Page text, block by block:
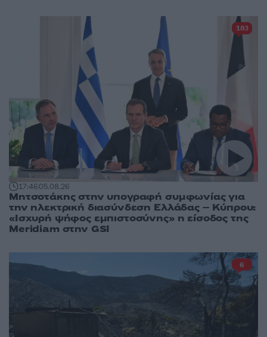
17:4605.08.26
Μητσοτάκης στην υπογραφή συμφωνίας για
την ηλεκτρική διασύνδεση Ελλάδας – Κύπρου:
«Ισχυρή ψήφος εμπιστοσύνης» η είσοδος της
Meridiam στην GSI
183
6